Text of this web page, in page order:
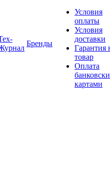
Бренды
Условия
оплаты
Условия
доставки
Гарантия
товар
Оплата
картами